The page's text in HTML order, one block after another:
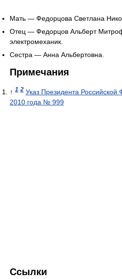
Мать — Федорцова Светлана
Отец — Федорцов Альберт
электромеханик.
Сестра — Анна Альбертовна.
Примечания
↑ 1 2 Указ Президента Российской
2010 года № 999
Ссылки